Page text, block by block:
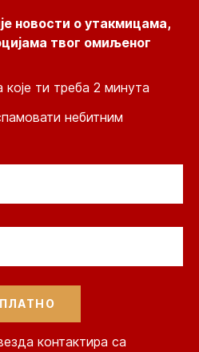
новости о утакмицама,
твог омиљеног
које ти треба 2 минута
небитним
контактира са